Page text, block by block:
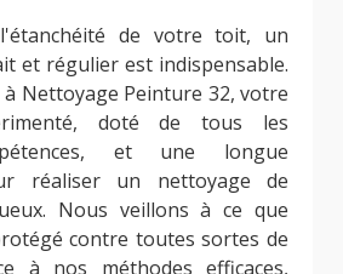
de votre toit, un
et régulier est indispensable.
à Nettoyage Peinture 32, votre
doté de tous les
et une longue
réaliser un nettoyage de
Nous veillons à ce que
contre toutes sortes de
à nos méthodes efficaces,